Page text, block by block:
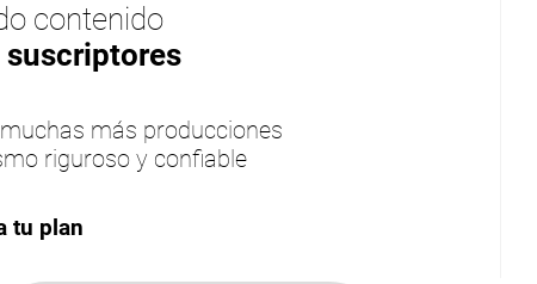
contenido
suscriptores
más producciones
riguroso y confiable
tu plan